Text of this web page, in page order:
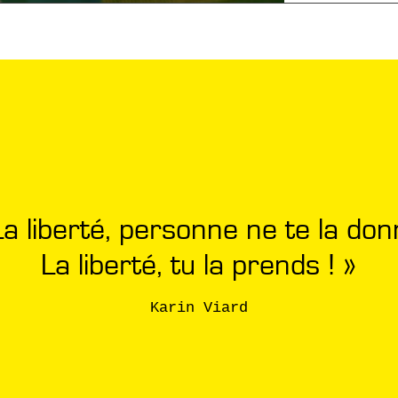
liberté, personne ne te la
La liberté, tu la prends ! »
Karin Viard